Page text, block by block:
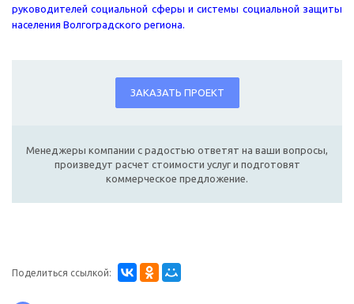
руководителей социальной сферы и системы социальной защиты
населения Волгоградского региона.
ЗАКАЗАТЬ ПРОЕКТ
Менеджеры компании с радостью ответят на ваши вопросы,
произведут расчет стоимости услуг и подготовят
коммерческое предложение.
Поделиться ссылкой: